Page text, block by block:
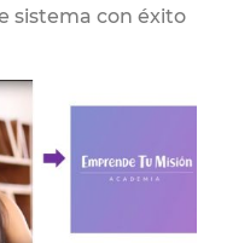
sistema con éxito